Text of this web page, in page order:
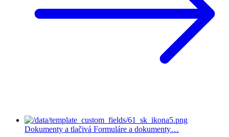
Dokumenty a tlačivá Formuláre a dokumenty…